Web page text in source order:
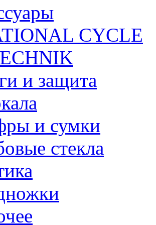
CYCLE
и защита
и сумки
стекла